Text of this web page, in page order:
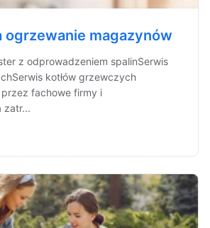
ogrzewanie magazynów
z odprowadzeniem spalinSerwis
kotłów grzewczych
fachowe firmy i
zatr...